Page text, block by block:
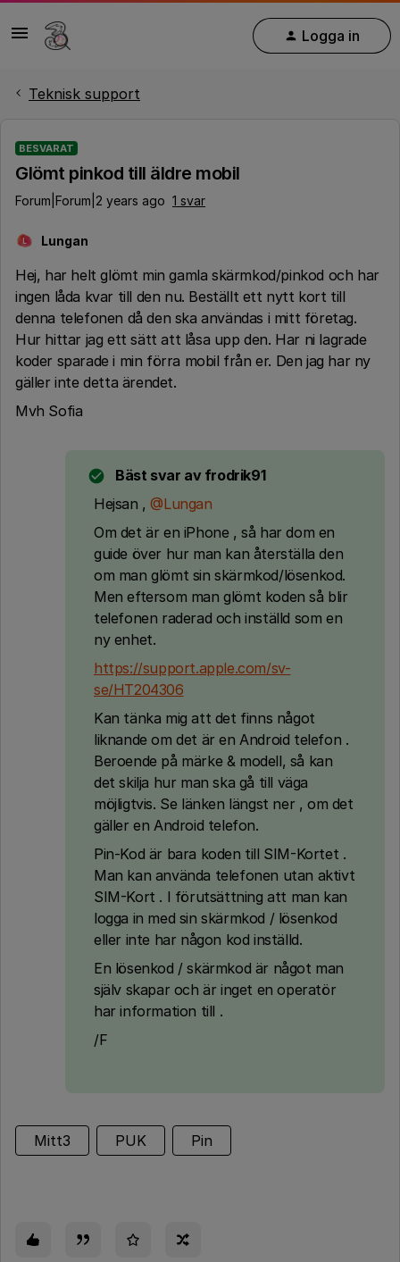
Logga in
Teknisk support
BESVARAT
Glömt pinkod till äldre mobil
Forum|Forum|2 years ago 1 svar
Lungan
Hej, har helt glömt min gamla skärmkod/pinkod och har
ingen låda kvar till den nu. Beställt ett nytt kort till
denna telefonen då den ska användas i mitt företag.
Hur hittar jag ett sätt att låsa upp den. Har ni lagrade
koder sparade i min förra mobil från er. Den jag har ny
gäller inte detta ärendet.
Mvh Sofia
Bäst svar av frodrik91
Hejsan ,@Lungan
Om det är en iPhone , så har dom en
guide över hur man kan återställa den
om man glömt sin skärmkod/lösenkod.
Men eftersom man glömt koden så blir
telefonen raderad och inställd som en
ny enhet.
https://support.apple.com/sv-
se/HT204306
Kan tänka mig att det finns något
liknande om det är en Android telefon .
Beroende på märke & modell, så kan
det skilja hur man ska gå till väga
möjligtvis. Se länken längst ner , om det
gäller en Android telefon.
Pin-Kod är bara koden till SIM-Kortet .
Man kan använda telefonen utan aktivt
SIM-Kort . I förutsättning att man kan
logga in med sin skärmkod / lösenkod
eller inte har någon kod inställd.
En lösenkod / skärmkod är något man
själv skapar och är inget en operatör
har information till .
/F
Mitt3 PUK Pin